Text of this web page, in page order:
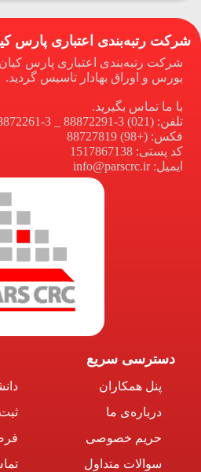
شرکت رتبه‌بندی اعتباری پارس
شرکت رتبه‌بندی اعتباری پارس
بورس و اوراق بهادار تاسیس گردید.
با ما تماس بگیرید.
تلفن: (021) 3-88872291 _ 3-88872261 _ 88880192
فکس: (+98) 88727819
کد پستی: 1517867138
ایمیل: info@parscrc.ir
دسترسی سریع
پنل همکاران
درباره‌ی ما
حریم خصوصی
سوالات متداول